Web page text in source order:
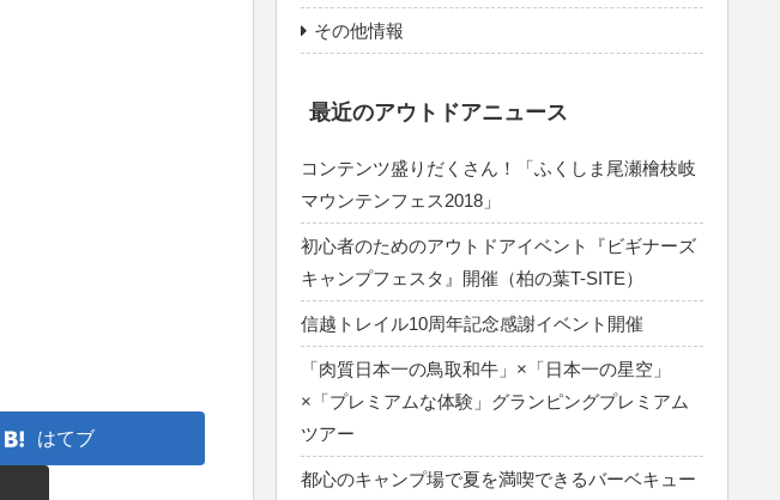
はてブ
その他情報
最近のアウトドアニュース
コンテンツ盛りだくさん！「ふくしま尾瀬檜枝岐
マウンテンフェス2018」
初心者のためのアウトドアイベント『ビギナーズ
キャンプフェスタ』開催（柏の葉T-SITE）
信越トレイル10周年記念感謝イベント開催
「肉質日本一の鳥取和牛」×「日本一の星空」
×「プレミアムな体験」グランピングプレミアム
ツアー
都心のキャンプ場で夏を満喫できるバーベキュー